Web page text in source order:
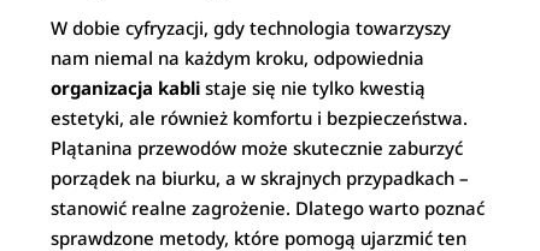
W dobie cyfryzacji, gdy technologia towarzyszy
nam niemal na każdym kroku, odpowiednia
organizacja kabli staje się nie tylko kwestią
estetyki, ale również komfortu i bezpieczeństwa.
Plątanina przewodów może skutecznie zaburzyć
porządek na biurku, a w skrajnych przypadkach –
stanowić realne zagrożenie. Dlatego warto poznać
sprawdzone metody, które pomogą ujarzmić ten